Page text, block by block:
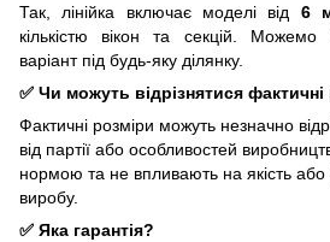
Так, лінійка включає моделі від 6
кількістю вікон та секцій. Можемо
варіант під будь-яку ділянку.
✅ Чи можуть відрізнятися фактичні
Фактичні розміри можуть незначно
від партії або особливостей
нормою та не впливають на якість або
виробу.
✅ Яка гарантія?